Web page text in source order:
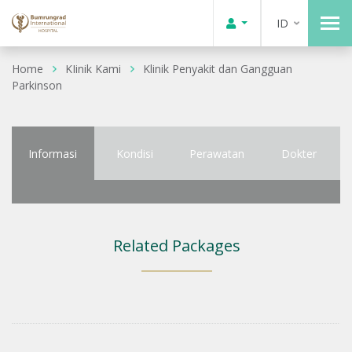
ID
Home KIinik Kami
Klinik Penyakit dan Gangguan
Parkinson
Informasi Kondisi Perawatan Dokter
Related Packages